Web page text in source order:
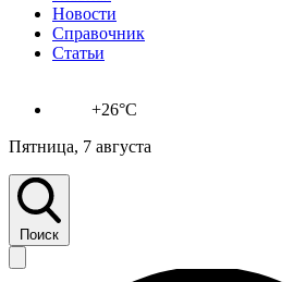
Новости
Справочник
Статьи
+26°C
Пятница, 7 августа
Поиск